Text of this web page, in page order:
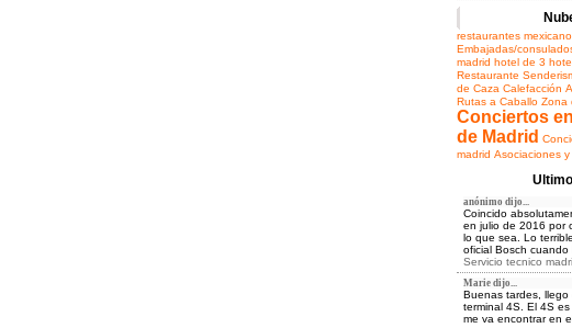
restaurantes
Embajadas/
madrid hotel de 3
Restaurante
de Caza Calefacción
Rutas a Caballo Zona
Conciertos
de Madrid
madrid Asociaciones
anónimo dijo...
Coincido
en julio de 2016 por
lo que sea. Lo
oficial Bosch cuando
Servicio tecnico
Marie dijo...
Buenas tardes, llego
terminal 4S. El 4S
me va encontrar en